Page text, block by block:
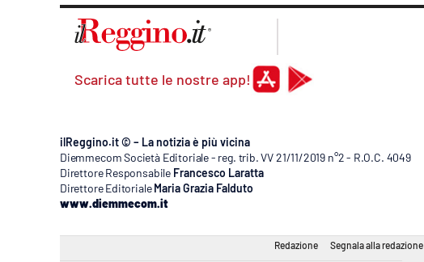
Vai
Scarica tutte le nostre app!
ilReggino.it © – La notizia è più vicina
Diemmecom Società Editoriale - reg. trib. VV 21/11/2019 n°2 - R.O.C. 4049
Direttore Responsabile Francesco Laratta
Direttore Editoriale Maria Grazia Falduto
www.diemmecom.it
Redazione Segnala alla redazione